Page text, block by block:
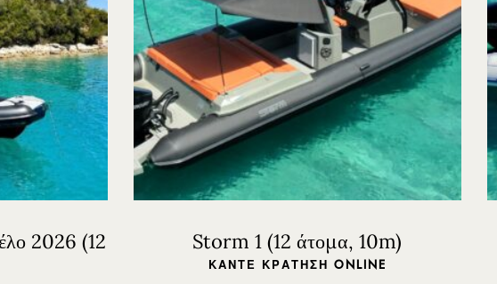
2026 (12
Storm 1 (12 άτομα, 10m)
ΚΆΝΤΕ ΚΡΆΤΗΣΗ ONLINE